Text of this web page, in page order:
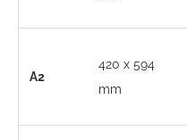
A2
420 x 594
mm